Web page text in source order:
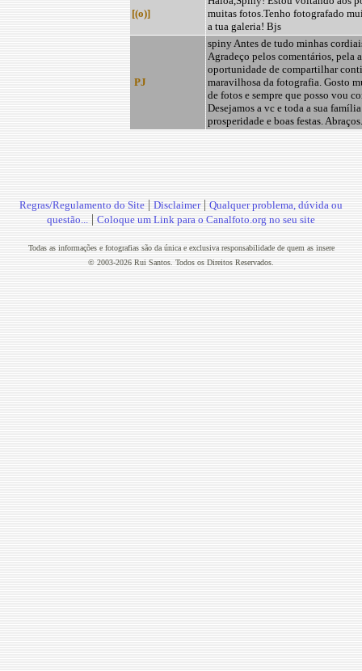
[(o)]
muitas fotos.Tenho fotografado
a tua galeria! Bjs
PJ
spiny Antes de tudo minhas
Agradeço pelos comentários, pela
oportunidade de compartilhar
maravilhosa da fotografia. Gosto
de fotos e sempre que posso vou
Desejamos a vc e toda a sua
prosperidade e boas festas.
Regras/Regulamento do Site | Disclaimer| Qualquer problema, dúvida ou
questão... | Coloque um Link para o Canalfoto.org no seu site
Todas as informações e fotografias são da única e exclusiva responsabilidade de quem as insere
© 2003-2026 Rui Santos. Todos os Direitos Reservados.